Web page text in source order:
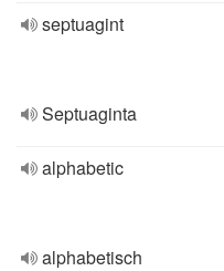
septuagint
Septuaginta
alphabetic
alphabetisch